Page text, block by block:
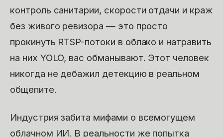
контроль санитарии, скорости отдачи и краж
без живого ревизора — это просто
прокинуть RTSP-потоки в облако и натравить
на них YOLO, вас обманывают. Этот человек
никогда не дебажил детекцию в реальном
общепите.
Индустрия забита мифами о всемогущем
облачном ИИ. В реальности же попытка